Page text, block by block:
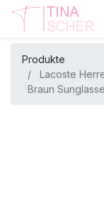
Produkte
Lacoste
Braun